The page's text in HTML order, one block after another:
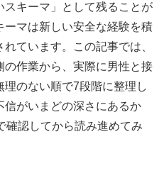
キーマ」として残ることが
マは新しい安全な経験を積
ています。この記事では、
作業から、実際に男性と接
のない順で7段階に整理し
信がいまどの深さにあるか
確認してから読み進めてみ